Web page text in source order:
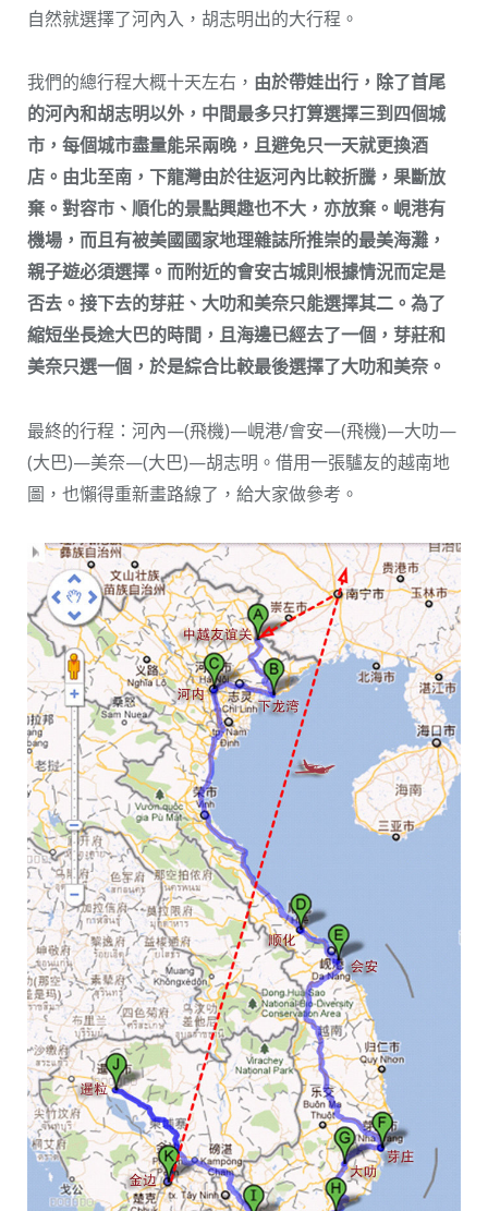
自然就選擇了河內入，胡志明出的大行程。
我們的總行程大概十天左右， 由於帶娃出行，除了首尾
的河內和胡志明以外，中間最多只打算選擇三到四個城
市，每個城市盡量能呆兩晚，且避免只一天就更換酒
店。由北至南，下龍灣由於往返河內比較折騰，果斷放
棄。對容市、順化的景點興趣也不大，亦放棄。峴港有
機場，而且有被美國國家地理雜誌所推崇的最美海灘，
親子遊必須選擇。而附近的會安古城則根據情況而定是
否去。接下去的芽莊、大叻和美奈只能選擇其二。為了
縮短坐長途大巴的時間，且海邊已經去了一個，芽莊和
美奈只選一個，於是綜合比較最後選擇了大叻和美奈。
最終的行程：河內—(飛機)—峴港/會安—(飛機)—大叻—
(大巴)—美奈—(大巴)—胡志明。借用一張驢友的越南地
圖，也懶得重新畫路線了，給大家做參考。